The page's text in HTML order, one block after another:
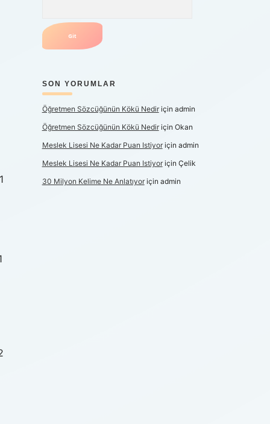
SON YORUMLAR
Öğretmen Sözcüğünün Kökü Nediriçin admin
Öğretmen Sözcüğünün Kökü Nediriçin Okan
Meslek Lisesi Ne Kadar Puan Istiyoriçin admin
Meslek Lisesi Ne Kadar Puan Istiyoriçin Çelik
30 Milyon Kelime Ne Anlatıyoriçin admin